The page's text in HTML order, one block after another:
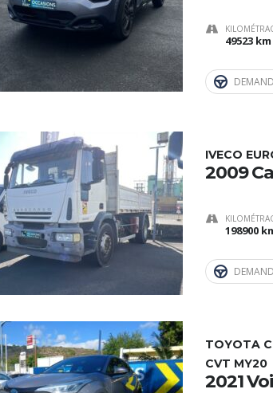
49523 km
IVECO
2009
198900
TOYOTA
CVT MY20
2021